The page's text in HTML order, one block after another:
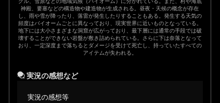
神殿、要塞などの構造物や建造物が生成される。昼夜・天候の概念が存在
し、雨や雪が降ったり、落雷が発生したりすることもある。発生する天気の
頻度はバイオームごとに異なっており、現実世界に近いものとなっている。
地下には大小さまざまな洞窟が広がっており、最下層には通常の手段では破
壊することができない岩盤が敷き詰められている。さらに下は奈落となって
おり、一定深度まで落ちるとダメージを受けて死亡し、持っていたすべての
アイテムが失われる。
実況の感想など
実況の感想等